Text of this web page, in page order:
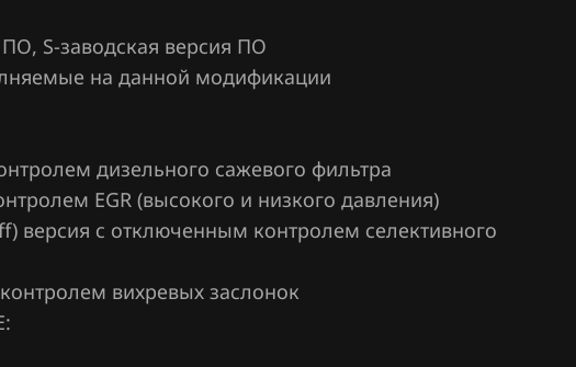
S-заводская версия ПО
на данной модификации
дизельного сажевого фильтра
EGR (высокого и низкого давления)
версия с отключенным контролем селективного
вихревых заслонок